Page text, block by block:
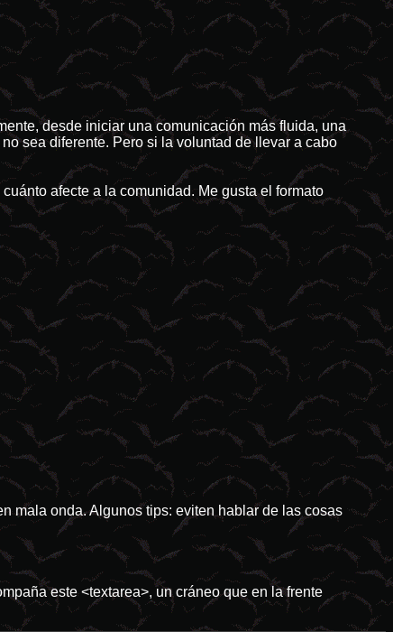
desde iniciar una comunicación más fluida, una
sea diferente. Pero si la voluntad de llevar a cabo
afecte a la comunidad. Me gusta el formato
mala onda. Algunos tips: eviten hablar de las cosas
este <textarea>, un cráneo que en la frente